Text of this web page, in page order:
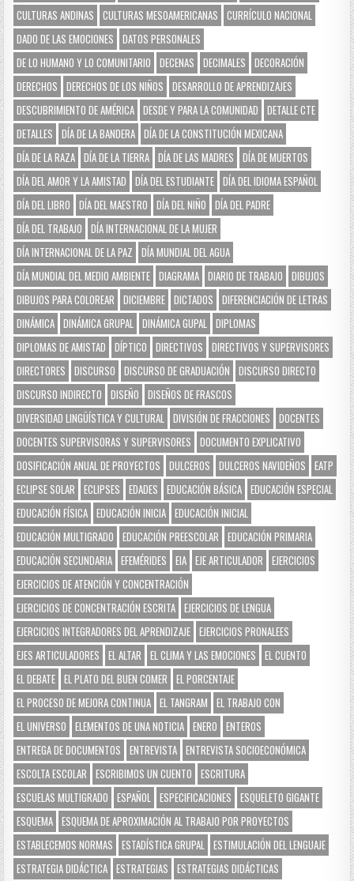
CULTURAS ANDINAS
CULTURAS MESOAMERICANAS
CURRÍCULO NACIONAL
DADO DE LAS EMOCIONES
DATOS PERSONALES
DE LO HUMANO Y LO COMUNITARIO
DECENAS DECIMALES
DECORACIÓN
DERECHOS
DERECHOS DE LOS NIÑOS
DESARROLLO DE APRENDIZAJES
DESCUBRIMIENTO DE AMÉRICA DESDE Y PARA LA COMUNIDAD
DETALLE CTE
DETALLES
DÍA DE LA BANDERA DÍA DE LA CONSTITUCIÓN MEXICANA
DÍA DE LA RAZA DÍA DE LA TIERRA DÍA DE LAS MADRES
DÍA DE MUERTOS
DÍA DEL AMOR Y LA AMISTAD
DÍA DEL ESTUDIANTE DÍA DEL IDIOMA ESPAÑOL
DÍA DEL LIBRO
DÍA DEL MAESTRO DÍA DEL NIÑO
DÍA DEL PADRE
DÍA DEL TRABAJO
DÍA INTERNACIONAL DE LA MUJER
DÍA INTERNACIONAL DE LA PAZ
DÍA MUNDIAL DEL AGUA
DÍA MUNDIAL DEL MEDIO AMBIENTE DIAGRAMA DIARIO DE TRABAJO
DIBUJOS
DIBUJOS PARA COLOREAR
DICIEMBRE DICTADOS
DIFERENCIACIÓN DE LETRAS
DINÁMICA DINÁMICA GRUPAL DINÁMICA GUPAL
DIPLOMAS
DIPLOMAS DE AMISTAD
DÍPTICO DIRECTIVOS
DIRECTIVOS Y SUPERVISORES
DIRECTORES
DISCURSO DISCURSO DE GRADUACIÓN
DISCURSO DIRECTO
DISCURSO INDIRECTO
DISEÑO
DISEÑOS DE FRASCOS
DIVERSIDAD LINGÜÍSTICA Y CULTURAL
DIVISIÓN DE FRACCIONES
DOCENTES
DOCENTES SUPERVISORAS Y SUPERVISORES
DOCUMENTO EXPLICATIVO
DOSIFICACIÓN ANUAL DE PROYECTOS
DULCEROS DULCEROS NAVIDEÑOS
EATP
ECLIPSE SOLAR
ECLIPSES EDADES EDUCACIÓN BÁSICA EDUCACIÓN ESPECIAL
EDUCACIÓN FÍSICA EDUCACIÓN INICIA EDUCACIÓN INICIAL
EDUCACIÓN MULTIGRADO
EDUCACIÓN PREESCOLAR
EDUCACIÓN PRIMARIA
EDUCACIÓN SECUNDARIA EFEMÉRIDES EIA EJE ARTICULADOR
EJERCICIOS
EJERCICIOS DE ATENCIÓN Y CONCENTRACIÓN
EJERCICIOS DE CONCENTRACIÓN ESCRITA EJERCICIOS DE LENGUA
EJERCICIOS INTEGRADORES DEL APRENDIZAJE EJERCICIOS PRONALEES
EJES ARTICULADORES
EL ALTAR EL CLIMA Y LAS EMOCIONES
EL CUENTO
EL DEBATE EL PLATO DEL BUEN COMER
EL PORCENTAJE
EL PROCESO DE MEJORA CONTINUA EL TANGRAM
EL TRABAJO CON
EL UNIVERSO
ELEMENTOS DE UNA NOTICIA ENERO
ENTEROS
ENTREGA DE DOCUMENTOS
ENTREVISTA ENTREVISTA SOCIOECONÓMICA
ESCOLTA ESCOLAR
ESCRIBIMOS UN CUENTO
ESCRITURA
ESCUELAS MULTIGRADO
ESPAÑOL ESPECIFICACIONES
ESQUELETO GIGANTE
ESQUEMA ESQUEMA DE APROXIMACIÓN AL TRABAJO POR PROYECTOS
ESTABLECEMOS NORMAS
ESTADÍSTICA GRUPAL
ESTIMULACIÓN DEL LENGUAJE
ESTRATEGIA DIDÁCTICA ESTRATEGIAS ESTRATEGIAS DIDÁCTICAS